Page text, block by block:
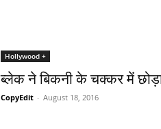
Hollywood +
ब्लेक ने बिकनी के चक्‍कर में
CopyEdit - August 18, 2016